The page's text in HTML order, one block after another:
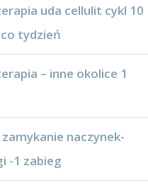
uda cellulit cykl 10
tydzień
– inne okolice 1
naczynek-
-1 zabieg